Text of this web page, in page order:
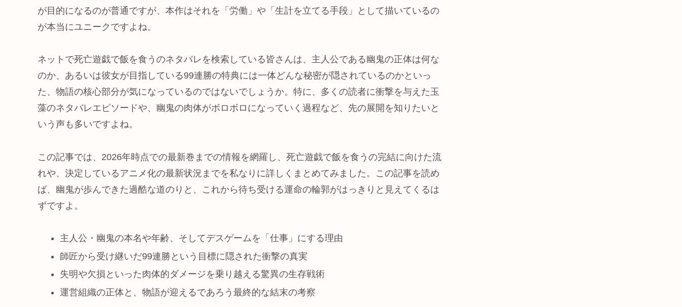
が目的になるのが普通ですが、本作はそれを「労働」や「生計を立てる手段」として描いているの
が本当にユニークですよね。
ネットで死亡遊戯で飯を食うのネタバレを検索している皆さんは、主人公である幽鬼の正体は何な
のか、あるいは彼女が目指している99連勝の特典には一体どんな秘密が隠されているのかといっ
た、物語の核心部分が気になっているのではないでしょうか。特に、多くの読者に衝撃を与えた玉
藻のネタバレエピソードや、幽鬼の肉体がボロボロになっていく過程など、先の展開を知りたいと
いう声も多いですよね。
この記事では、2026年時点での最新巻までの情報を網羅し、死亡遊戯で飯を食うの完結に向けた流
れや、決定しているアニメ化の最新状況までを私なりに詳しくまとめてみました。この記事を読め
ば、幽鬼が歩んできた過酷な道のりと、これから待ち受ける運命の輪郭がはっきりと見えてくるは
ずですよ。
主人公・幽鬼の本名や年齢、そしてデスゲームを「仕事」にする理由
師匠から受け継いだ99連勝という目標に隠された衝撃の真実
失明や欠損といった肉体的ダメージを乗り越える驚異の生存戦術
運営組織の正体と、物語が迎えるであろう最終的な結末の考察